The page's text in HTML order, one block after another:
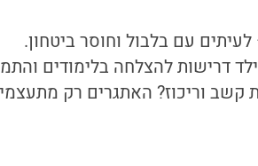
עם בלבול וחוסר ביטחון.
דרישות להצלחה בלימודים
וריכוז? האתגרים רק